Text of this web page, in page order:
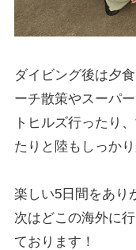
ダイビング後は夕
ーチ散策やスーパ
トヒルズ行ったり
たりと陸もしっか
楽しい5日間をあり
次はどこの海外に
ております！